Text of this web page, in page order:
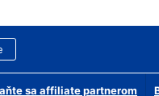
sa affiliate partnerom